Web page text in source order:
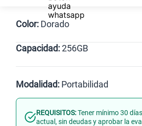
Color: Dorado
Capacidad:256GB
256GB
Modalidad: Portabilidad
Línea Nueva
REQUISITOS:Tener mínimo 30
actual, sin deudas y aprobar la